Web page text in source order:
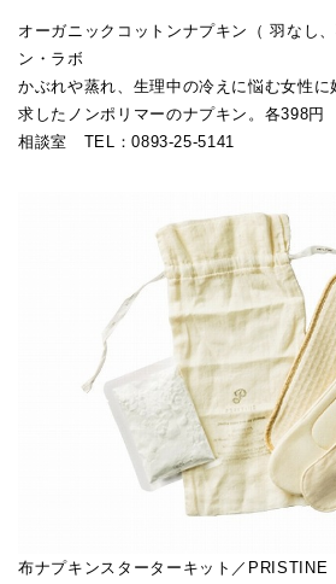
オーガニックコットンナプキン（ 羽なし
ン・ラボ
かぶれや蒸れ、生理中の冷えに悩む女性
求したノンポリマーのナプキン。各398
相談室 TEL：0893-25-5141
布ナプキンスターターキット／PRISTINE